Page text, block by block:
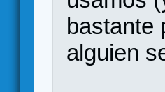
bastante
alguien